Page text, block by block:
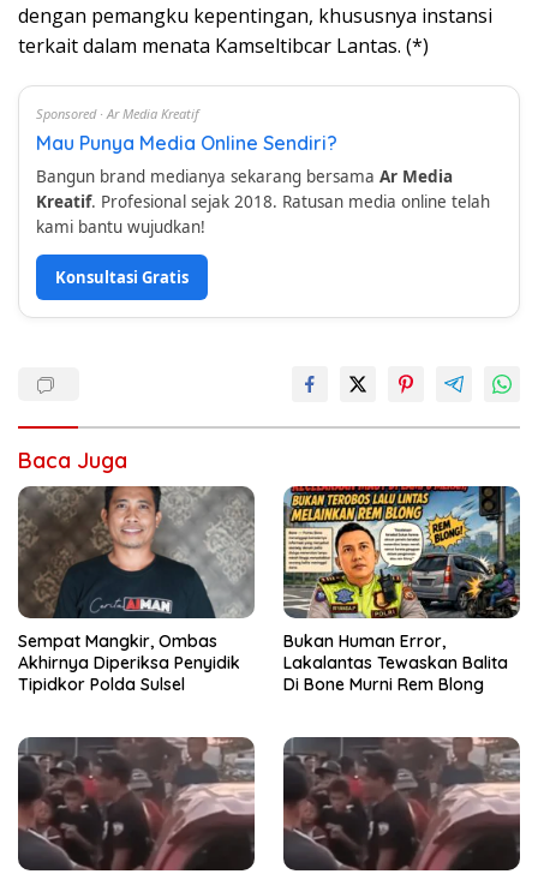
dengan pemangku kepentingan, khususnya instansi
terkait dalam menata Kamseltibcar Lantas. (*)
Sponsored · Ar Media Kreatif
Mau Punya Media Online Sendiri?
Bangun brand medianya sekarang bersama Ar Media
Kreatif. Profesional sejak 2018. Ratusan media online telah
kami bantu wujudkan!
Konsultasi Gratis
Baca Juga
Sempat Mangkir, Ombas
Akhirnya Diperiksa Penyidik
Tipidkor Polda Sulsel
Bukan Human Error,
Lakalantas Tewaskan Balita
Di Bone Murni Rem Blong